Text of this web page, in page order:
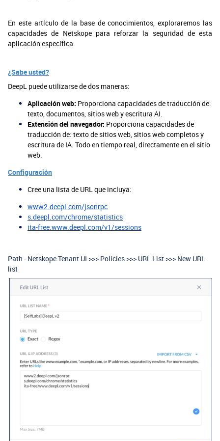
En este artículo de la base de conocimientos, exploraremos las
capacidades de Netskope para reforzar la seguridad de esta
aplicación específica.
¿Sabe usted?
DeepL puede utilizarse de dos maneras:
Aplicación web: Proporciona capacidades de traducción de:
texto, documentos, sitios web y escritura AI.
Extensión del navegador: Proporciona capacidades de
traducción de: texto de sitios web, sitios web completos y
escritura de IA. Todo en tiempo real, directamente en el sitio
web.
Configuración
Cree una lista de URL que incluya:
www2.deepl.com/jsonrpc
s.deepl.com/chrome/statistics
ita-free.www.deepl.com/v1/sessions
Path - Netskope Tenant UI >>> Policies >>> URL List >>> New URL
list